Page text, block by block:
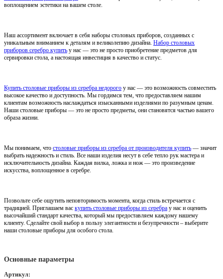
воплощением эстетики на вашем столе.
Наш ассортимент включает в себя наборы столовых приборов, созданных с
уникальным вниманием к деталям и великолепию дизайна. Набор столовых
приборов серебро купить у нас — это не просто приобретение предметов для
сервировки стола, а настоящая инвестиция в качество и статус.
Купить столовые приборы из серебра недорого у нас — это возможность совместить
высокое качество и доступность. Мы гордимся тем, что предоставляем нашим
клиентам возможность наслаждаться изысканными изделиями по разумным ценам.
Наши столовые приборы — это не просто предметы, они становятся частью вашего
образа жизни.
Мы понимаем, что столовые приборы из серебра от производителя купить — значит
выбрать надежность и стиль. Все наши изделия несут в себе тепло рук мастера и
исключительность дизайна. Каждая вилка, ложка и нож — это произведение
искусства, воплощенное в серебре.
Позвольте себе ощутить неповторимость момента, когда стиль встречается с
традицией. Приглашаем вас купить столовые приборы из серебра у нас и оценить
высочайший стандарт качества, который мы предоставляем каждому нашему
клиенту. Сделайте свой выбор в пользу элегантности и безупречности – выберите
наши столовые приборы для особого стола.
Основные параметры
Артикул: